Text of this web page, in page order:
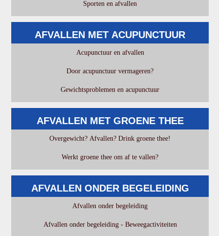
Sporten en afvallen
AFVALLEN MET ACUPUNCTUUR
Acupunctuur en afvallen
Door acupunctuur vermageren?
Gewichtsproblemen en acupunctuur
AFVALLEN MET GROENE THEE
Overgewicht? Afvallen? Drink groene thee!
Werkt groene thee om af te vallen?
AFVALLEN ONDER BEGELEIDING
Afvallen onder begeleiding
Afvallen onder begeleiding - Beweegactiviteiten